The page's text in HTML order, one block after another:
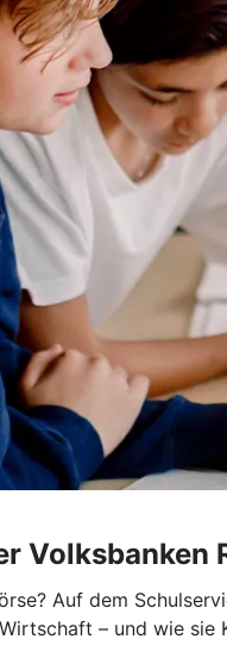
Volksbanken
Auf dem
– und wie